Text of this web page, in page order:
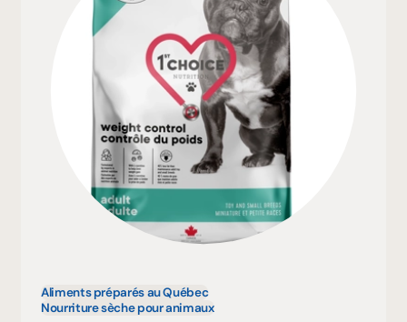
Aliments préparés au Québec
Nourriture sèche pour animaux